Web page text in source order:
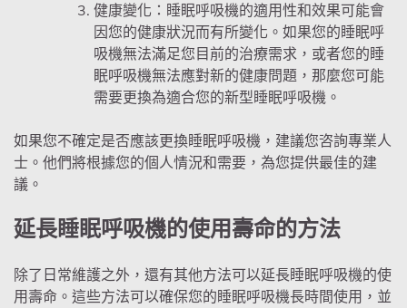
健康變化：睡眠呼吸機的適用性和效果可能會
因您的健康狀況而有所變化。如果您的睡眠呼
吸機無法滿足您目前的治療需求，或者您的睡
眠呼吸機無法應對新的健康問題，那麼您可能
需要更換為適合您的新型睡眠呼吸機。
如果您不確定是否應該更換睡眠呼吸機，建議您咨詢專業人
士。他們將根據您的個人情況和需要，為您提供最佳的建
議。
延長睡眠呼吸機的使用壽命的方法
除了日常維護之外，還有其他方法可以延長睡眠呼吸機的使
用壽命。這些方法可以確保您的睡眠呼吸機長時間使用，並